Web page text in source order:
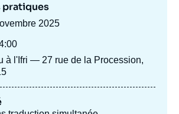
Nous soutenir
pratiques
2025
à l'Ifri — 27 rue de la Procession,